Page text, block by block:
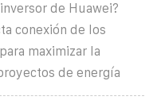
de Huawei?
conexión de los
maximizar la
de energía